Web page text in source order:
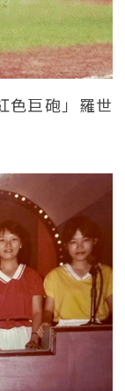
色巨砲」羅世